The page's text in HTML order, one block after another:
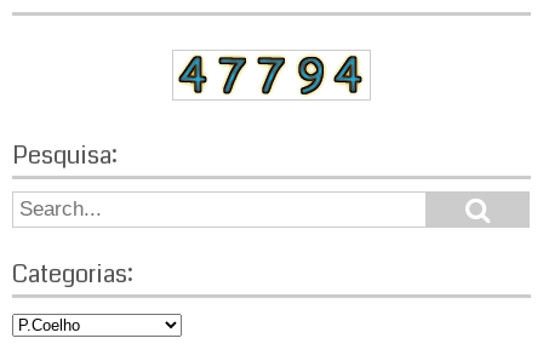
Pesquisa:
S
e
r
c
h
e
h
Categorias:
C